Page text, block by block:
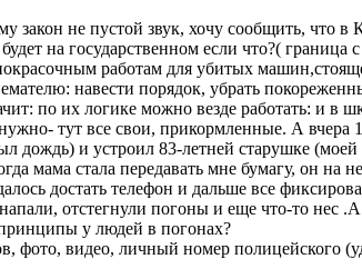
не пустой звук, хочу сообщить, что
на государственном если что?( граница
работам для убитых
навести порядок, убрать
по их логике можно везде работать: и в
тут все свои, прикормленные. А
и устроил 83-летней старушке
мама стала передавать мне бумагу, он на
достать телефон и дальше все
отстегнули погоны и еще что-то нес
у людей в погонах?
фото, видео, личный номер полицейского